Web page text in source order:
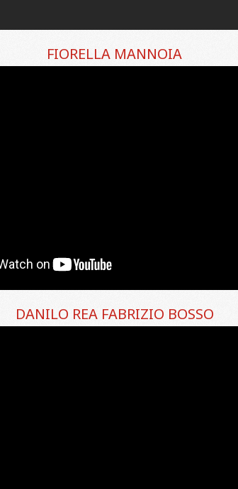
FIORELLA MANNOIA
DANILO REA FABRIZIO BOSSO